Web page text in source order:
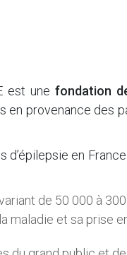
est une fondation
en provenance des
en
de 50 000 à
maladie et sa prise